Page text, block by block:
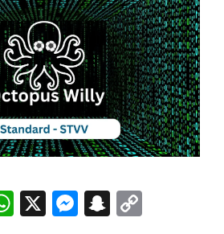
WhatsApp
X Messenger
Snapchat